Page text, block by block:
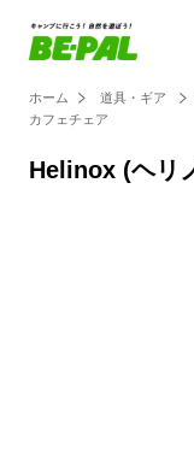
ホーム 道具・ギア
カフェチェア
Helinox (ヘリ